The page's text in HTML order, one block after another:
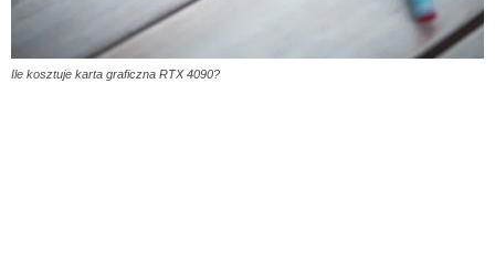
Ile kosztuje karta graficzna RTX 4090?